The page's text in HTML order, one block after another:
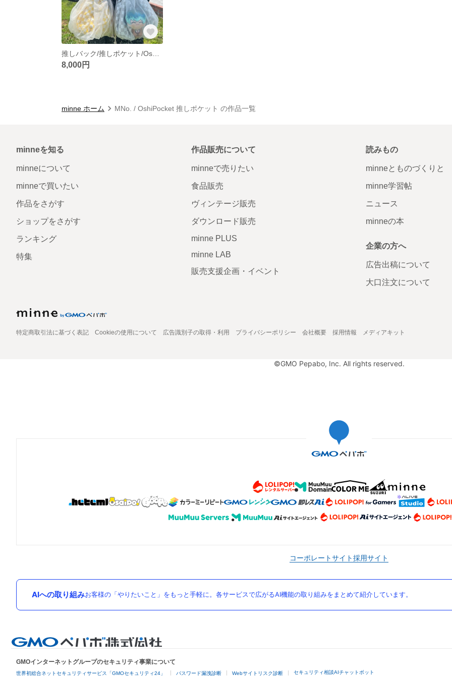
8,000円
minne ホーム MNo. / OshiPocket 推しポケット の作品一覧
minneを知る
minneについて
minneで買いたい
作品をさがす
ショップをさがす
ランキング
特集
作品販売について
minneで売りたい
食品販売
ヴィンテージ販売
ダウンロード販売
minne PLUS
minne LAB
販売支援企画・イベント
読みもの
minneとものづくりと
minne学習帖
ニュース
minneの本
企業の方へ
広告出稿について
大口注文について
特定商取引法に基づく表記 Cookieの使用について 広告識別子の取得・利用 プライバシーポリシー 会社概要 採用情報 メディアキット
©GMO Pepabo, Inc. All rights reserved.
コーポレートサイト採用サイト
AIへの取り組みお客様の「やりたいこと」をもっと手軽に。各サービスで広がるAI機能の取り組みをまとめて紹介しています。
GMOインターネットグループのセキュリティ事業について
世界初総合ネットセキュリティサービス「GMOセキュリティ24」 パスワード漏洩診断 Webサイトリスク診断 セキュリティ相談AIチャットボット